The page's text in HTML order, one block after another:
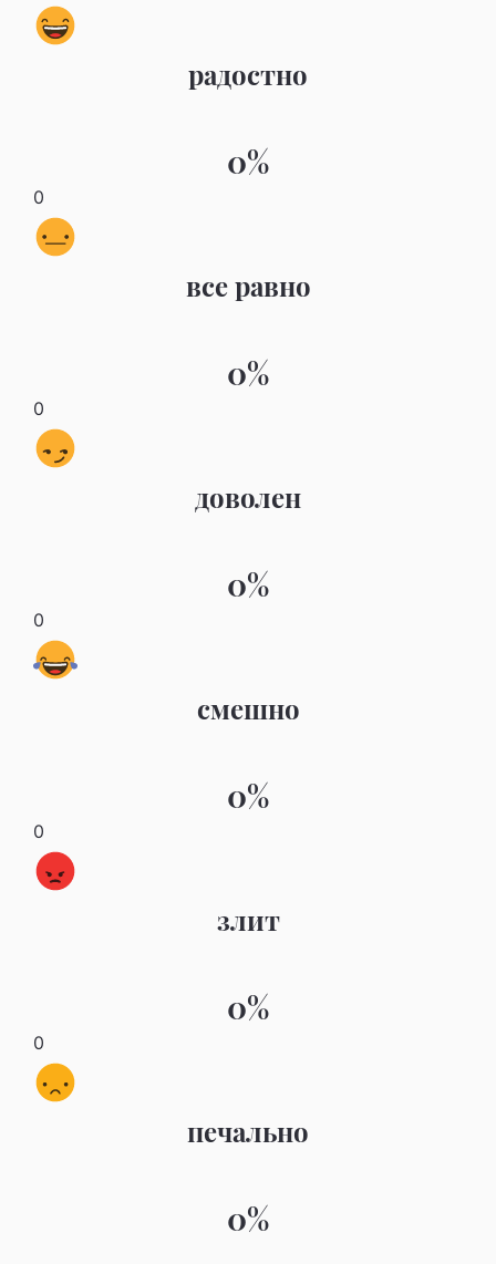
радостно
0%
0
все равно
0%
0
доволен
0%
0
смешно
0%
0
злит
0%
0
печально
0%